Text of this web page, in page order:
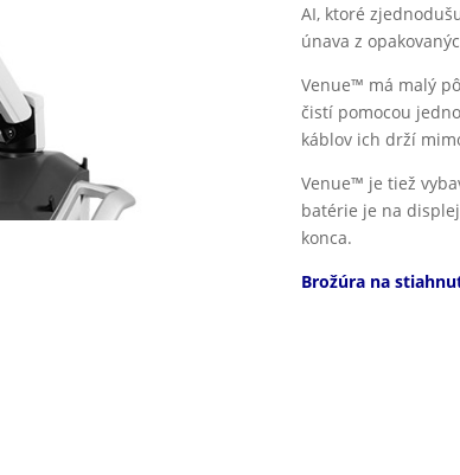
AI, ktoré
únava z
Venue™ má malý
čistí pomocou
káblov ich drží
Venue™ je tiež
batérie je na
konca.
Brožúra na